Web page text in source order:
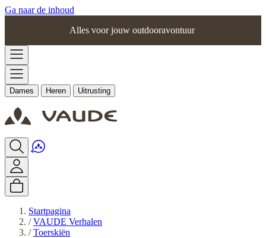
Ga naar de inhoud
Alles voor jouw outdooravontuur
Dames Heren Uitrusting
Startpagina
/ VAUDE Verhalen
/ Toerskiën